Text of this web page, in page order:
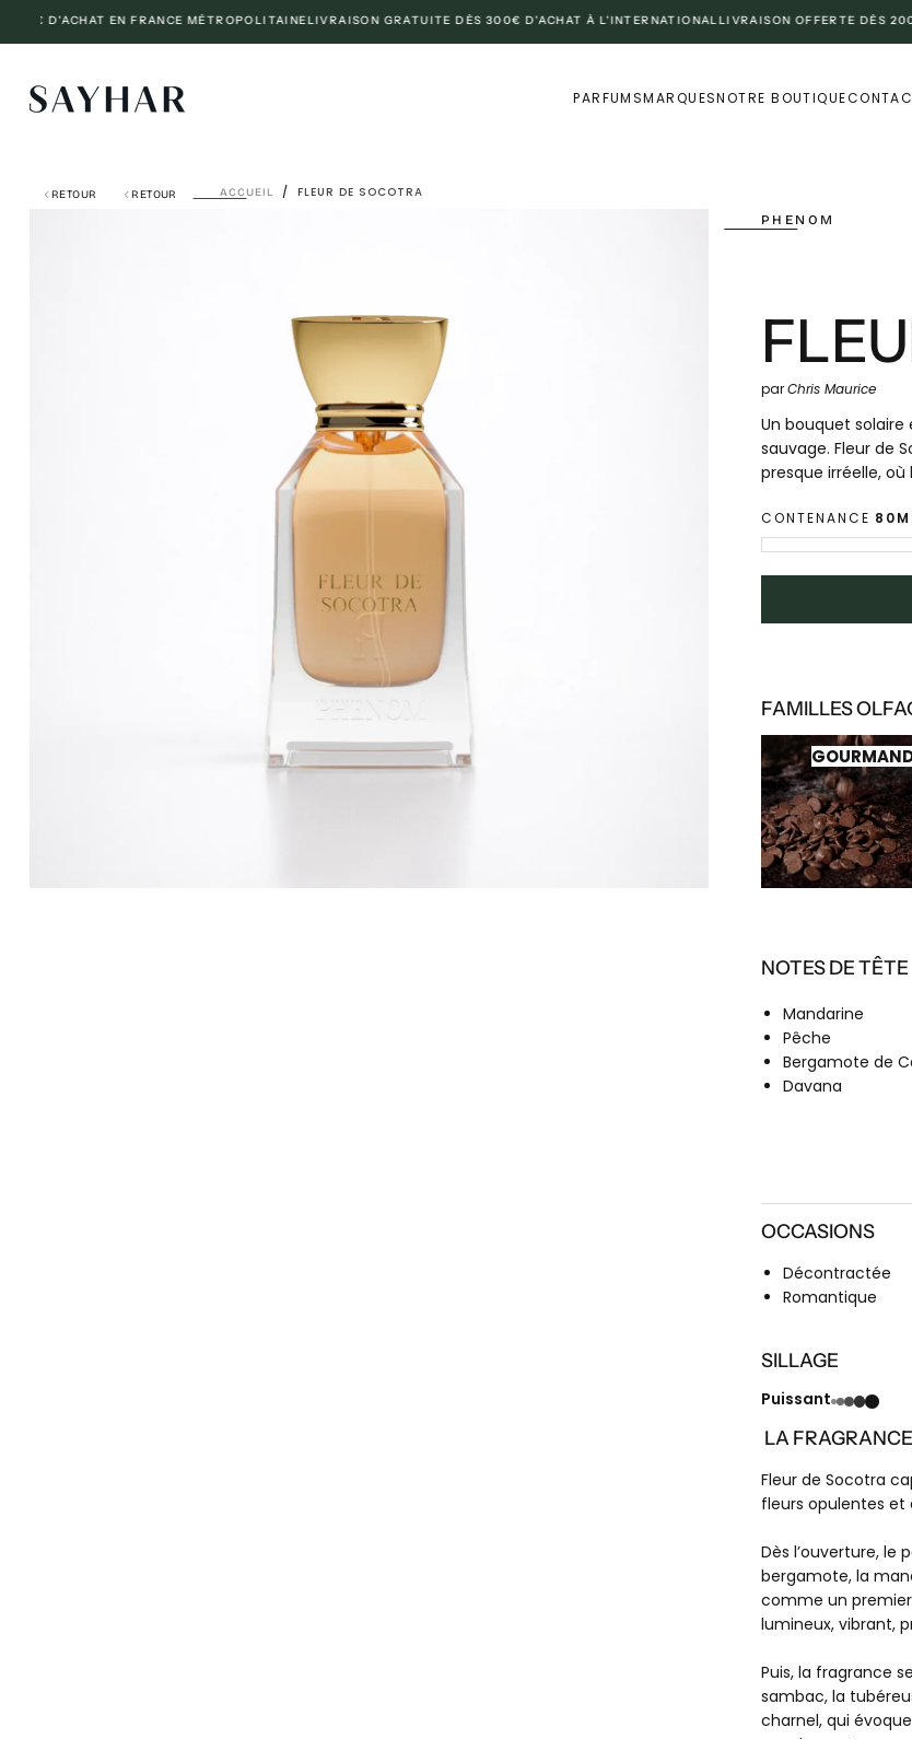
PASSER
CONTENU
EN FRANCE MÉTROPOLITAINELIVRAISON GRATUITE DÈS 300€ D'ACHAT À L'INTERNATIONALLIVRAISON OFFERTE DÈS 200€
PARFUMSMARQUESNOTRE BOUTIQUE
RETOUR RETOUR ACCUEIL / FLEUR DE SOCOTRA
PHENOM
parChris Maurice
Un bouquet
sauvage. Fleur de
presque irréelle,
CONTENANCE
FAMILLES
NOTES DE TÊTE
Mandarine
Pêche
Bergamote de
Davana
OCCASIONS
Décontractée
Romantique
SILLAGE
Puissant
LA FRAGRANCE
Fleur de Socotra
fleurs opulentes
Dès l’ouverture, le
bergamote, la
comme un
lumineux, vibrant,
Puis, la fragrance
sambac, la
charnel, qui